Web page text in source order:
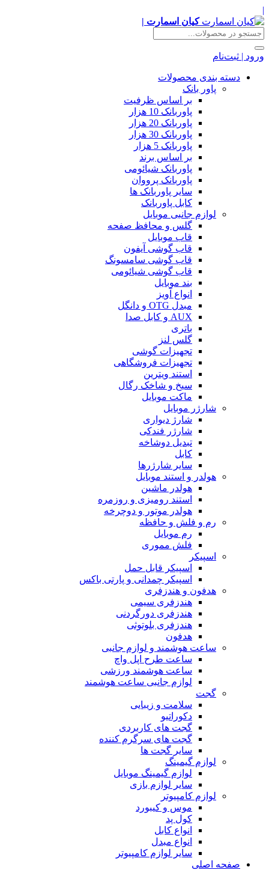
کیان اسمارت |
| ثبت‌نام
دسته بندی محصولات
پاور بانک
بر اساس ظرفیت
پاوربانک 10 هزار
پاوربانک 20 هزار
پاوربانک 30 هزار
پاوربانک 5 هزار
بر اساس برند
پاوربانک شیائومی
پاوربانک پرووان
سایر پاوربانک ها
کابل پاوربانک
لوازم جانبی موبایل
گلس و محافظ صفحه
قاب موبایل
قاب گوشی آیفون
قاب گوشی سامسونگ
قاب گوشی شیائومی
بند موبایل
انواع آویز
مبدل OTG و دانگل
AUX و کابل صدا
باتری
گلس لنز
تجهیزات گوشی
تجهیزات فروشگاهی
استند ویترین
سیخ و شاخک رگال
ماکت موبایل
شارژر موبایل
شارژ دیواری
شارژر فندکی
تبدیل دوشاخه
کابل
سایر شارژرها
هولدر و استند موبایل
هولدر ماشین
استند رومیزی و روزمره
هولدر موتور و دوچرخه
رم و فلش و حافظه
رم موبایل
فلش مموری
اسپیکر
اسپیکر قابل حمل
اسپیکر چمدانی و پارتی باکس
هدفون و هندزفری
هندزفری سیمی
هندزفری دورگردنی
هندزفری بلوتوثی
هدفون
ساعت هوشمند و لوازم جانبی
ساعت طرح اپل واچ
ساعت هوشمند ورزشی
لوازم جانبی ساعت هوشمند
گجت
سلامت و زیبایی
دکوراتیو
گجت های کاربردی
گجت های سرگرم کننده
سایر گجت ها
لوازم گیمینگ
لوازم گیمینگ موبایل
سایر لوازم بازی
لوازم کامپیوتر
موس و کیبورد
کول پد
انواع کابل
انواع مبدل
سایر لوازم کامپیوتر
صفحه اصلی